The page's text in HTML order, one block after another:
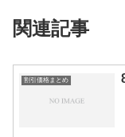
関連記事
割引価格まとめ